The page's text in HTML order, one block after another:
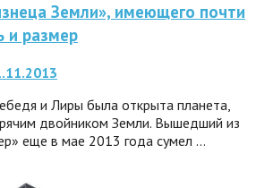
Земли», имеющего почти
и размер
и Лиры была открыта планета,
двойником Земли. Вышедший из
еще в мае 2013 года сумел …